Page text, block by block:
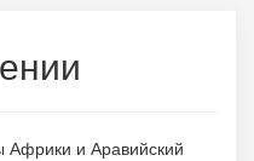
Африки и Аравийский